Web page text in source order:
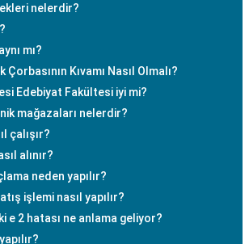
nelerdir?
mı?
Çorbasının Kıvamı Nasıl Olmalı?
Edebiyat Fakültesi iyi mi?
mağazaları nelerdir?
çalışır?
alınır?
neden yapılır?
işlemi nasıl yapılır?
e 2 hatası ne anlama geliyor?